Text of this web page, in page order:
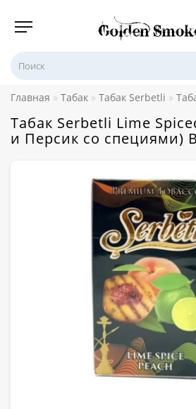
Главная Табак Табак Serbetli
Табак Serbetli Lime
и Персик со специями)